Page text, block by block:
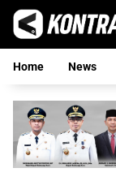
Langsung
konten
Home
News